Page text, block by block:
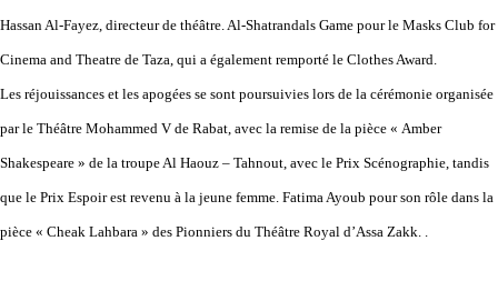
Hassan Al-Fayez, directeur de théâtre. Al-Shatrandals Game pour le Masks Club for
Cinema and Theatre de Taza, qui a également remporté le Clothes Award.
Les réjouissances et les apogées se sont poursuivies lors de la cérémonie organisée
par le Théâtre Mohammed V de Rabat, avec la remise de la pièce « Amber
Shakespeare » de la troupe Al Haouz – Tahnout, avec le Prix Scénographie, tandis
que le Prix Espoir est revenu à la jeune femme. Fatima Ayoub pour son rôle dans la
pièce « Cheak Lahbara » des Pionniers du Théâtre Royal d’Assa Zakk. .